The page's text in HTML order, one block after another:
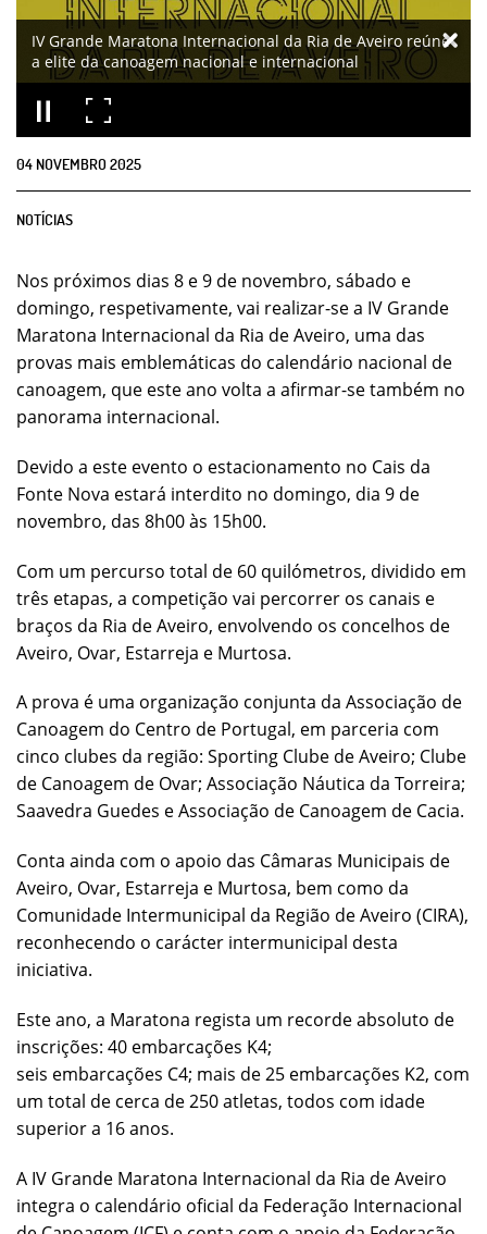
IV Grande Maratona Internacional da Ria de Aveiro reúne
a elite da canoagem nacional e internacional
04 NOVEMBRO2025
NOTÍCIAS
Nos próximos dias 8 e 9 de novembro, sábado e
domingo, respetivamente, vai realizar-se a IV Grande
Maratona Internacional da Ria de Aveiro, uma das
provas mais emblemáticas do calendário nacional de
canoagem, que este ano volta a afirmar-se também no
panorama internacional.
Devido a este evento o estacionamento no Cais da
Fonte Nova estará interdito no domingo, dia 9 de
novembro, das 8h00 às 15h00.
Com um percurso total de 60 quilómetros, dividido em
três etapas, a competição vai percorrer os canais e
braços da Ria de Aveiro, envolvendo os concelhos de
Aveiro, Ovar, Estarreja e Murtosa.
A prova é uma organização conjunta da Associação de
Canoagem do Centro de Portugal, em parceria com
cinco clubes da região: Sporting Clube de Aveiro; Clube
de Canoagem de Ovar; Associação Náutica da Torreira;
Saavedra Guedes e Associação de Canoagem de Cacia.
Conta ainda com o apoio das Câmaras Municipais de
Aveiro, Ovar, Estarreja e Murtosa, bem como da
Comunidade Intermunicipal da Região de Aveiro (CIRA),
reconhecendo o carácter intermunicipal desta
iniciativa.
Este ano, a Maratona regista um recorde absoluto de
inscrições: 40 embarcações K4;
seis embarcações C4; mais de 25 embarcações K2, com
um total de cerca de 250 atletas, todos com idade
superior a 16 anos.
A IV Grande Maratona Internacional da Ria de Aveiro
integra o calendário oficial da Federação Internacional